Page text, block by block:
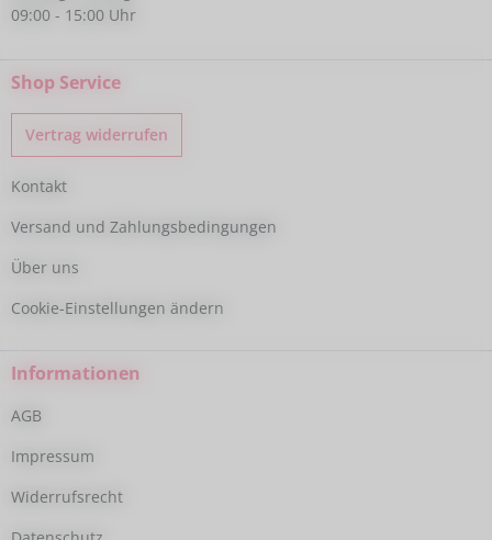
09:00 - 15:00 Uhr
Shop Service
Vertrag widerrufen
Kontakt
Versand und Zahlungsbedingungen
Über uns
Cookie-Einstellungen ändern
Informationen
AGB
Impressum
Widerrufsrecht